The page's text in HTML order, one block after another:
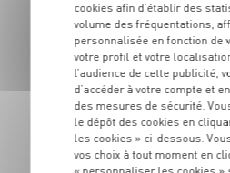
CAISSIER CENTRAL /
RESPONSABLE DE CAISSE -
CDI
(69)
BOUCHERIE
cookies afin d’établir des
volume des fréquentations,
personnalisée en fonction de
votre profil et votre
l’audience de cette publicité,
d’accéder à votre compte et
des mesures de sécurité.
le dépôt des cookies en
les cookies » ci-dessous.
vos choix à tout moment en